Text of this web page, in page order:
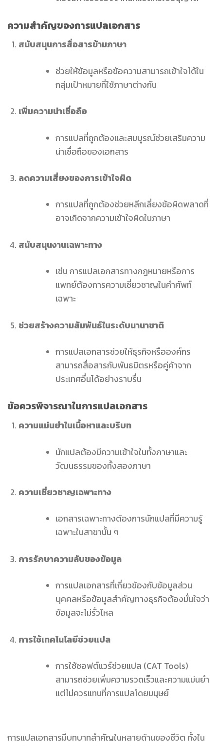
ความสำคัญของการแปลเอกสาร
สนับสนุนการสื่อสารข้ามภาษา
ช่วยให้ข้อมูลหรือข้อความสามารถเข้าใจได้ใน
กลุ่มเป้าหมายที่ใช้ภาษาต่างกัน
เพิ่มความน่าเชื่อถือ
การแปลที่ถูกต้องและสมบูรณ์ช่วยเสริมความ
น่าเชื่อถือของเอกสาร
ลดความเสี่ยงของการเข้าใจผิด
การแปลที่ถูกต้องช่วยหลีกเลี่ยงข้อผิดพลาดที่
อาจเกิดจากความเข้าใจผิดในภาษา
สนับสนุนงานเฉพาะทาง
เช่น การแปลเอกสารทางกฎหมายหรือการ
แพทย์ต้องการความเชี่ยวชาญในคำศัพท์
เฉพาะ
ช่วยสร้างความสัมพันธ์ในระดับนานาชาติ
การแปลเอกสารช่วยให้ธุรกิจหรือองค์กร
สามารถสื่อสารกับพันธมิตรหรือคู่ค้าจาก
ประเทศอื่นได้อย่างราบรื่น
ข้อควรพิจารณาในการแปลเอกสาร
ความแม่นยำในเนื้อหาและบริบท
นักแปลต้องมีความเข้าใจในทั้งภาษาและ
วัฒนธรรมของทั้งสองภาษา
ความเชี่ยวชาญเฉพาะทาง
เอกสารเฉพาะทางต้องการนักแปลที่มีความรู้
เฉพาะในสาขานั้น ๆ
การรักษาความลับของข้อมูล
การแปลเอกสารที่เกี่ยวข้องกับข้อมูลส่วน
บุคคลหรือข้อมูลสำคัญทางธุรกิจต้องมั่นใจว่า
ข้อมูลจะไม่รั่วไหล
การใช้เทคโนโลยีช่วยแปล
การใช้ซอฟต์แวร์ช่วยแปล (CAT Tools)
สามารถช่วยเพิ่มความรวดเร็วและความแม่นยำ
แต่ไม่ควรแทนที่การแปลโดยมนุษย์
การแปลเอกสารมีบทบาทสำคัญในหลายด้านของชีวิต ทั้งใน